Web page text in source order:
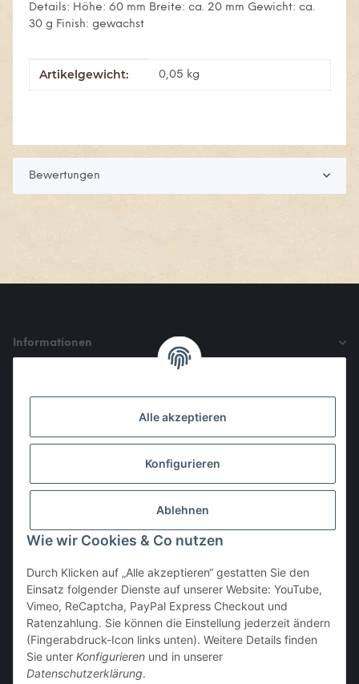
Details: Höhe: 60 mm Breite: ca. 20 mm Gewicht: ca.
30 g Finish: gewachst
Produkteigenschaft
Wert
Artikelgewicht: 0,05 kg
Bewertungen
Informationen
Vertrag widerrufen
Alle akzeptieren
Konfigurieren
Ablehnen
Wie wir Cookies & Co nutzen
Durch Klicken auf „Alle akzeptieren“ gestatten Sie den
Einsatz folgender Dienste auf unserer Website: YouTube,
Vimeo, ReCaptcha, PayPal Express Checkout und
Ratenzahlung. Sie können die Einstellung jederzeit ändern
(Fingerabdruck-Icon links unten). Weitere Details finden
Sie unter Konfigurieren und in unserer
Datenschutzerklärung.